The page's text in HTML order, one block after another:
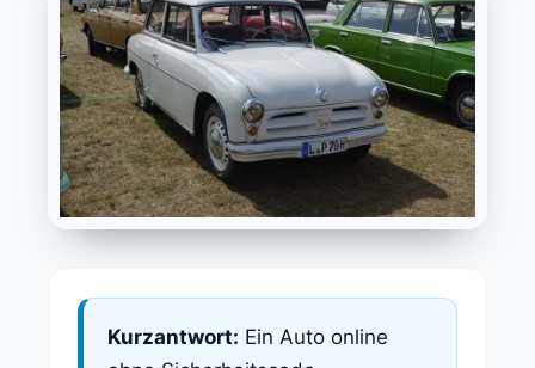
Kurzantwort: Ein Auto online